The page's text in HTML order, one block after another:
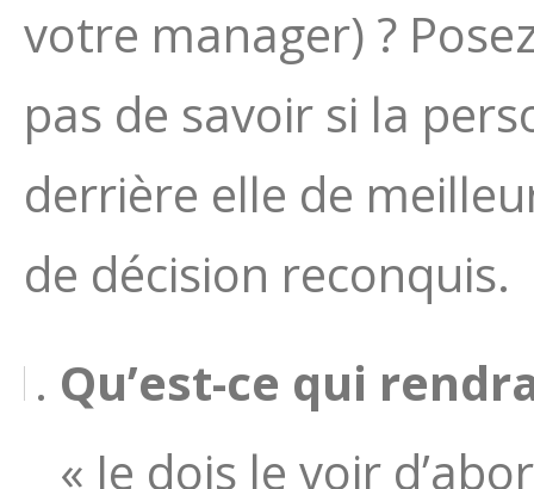
votre manager) ?
pas de savoir si la
derrière elle de
de décision reconquis.
Qu’est-ce qui
« Je dois le voir